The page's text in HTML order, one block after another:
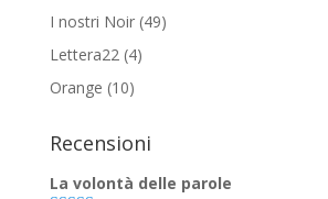
I nostri Noir (49)
Lettera22 (4)
Orange (10)
Recensioni
La volontà delle parole